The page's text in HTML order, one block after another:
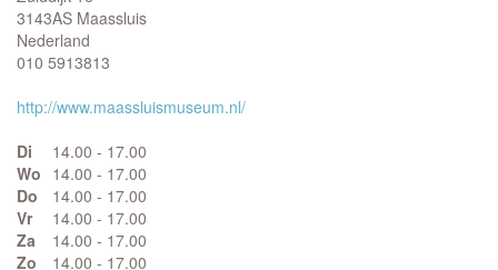
3143AS Maassluis
Nederland
010 5913813
http://www.maassluismuseum.nl/
Di
14.00 - 17.00
Wo 14.00 - 17.00
Do
14.00 - 17.00
Vr
14.00 - 17.00
Za
14.00 - 17.00
Zo
14.00 - 17.00